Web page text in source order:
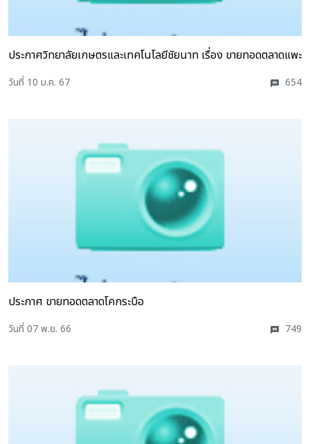
ประกาศวิทยาลัยเกษตรและเทคโนโลยีชัยนาท เรื่อง ขายทอดตลาดแพะ
วันที่ 10 ม.ค. 67 654
ประกาศ ขายทอดตลาดโคกระบือ
วันที่ 07 พ.ย. 66 749